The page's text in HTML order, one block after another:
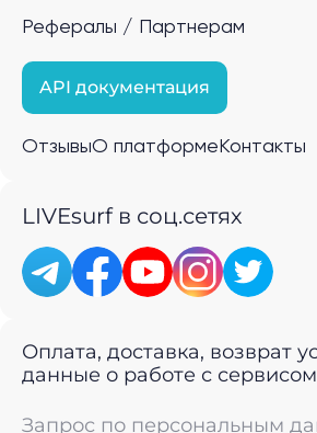
Рефералы / Партнерам
API документация
ОтзывыО платформе Контакты
LIVEsurf в соц.сетях
Оплата, доставка, возврат
данные о работе с сервисом
Запрос по персональным